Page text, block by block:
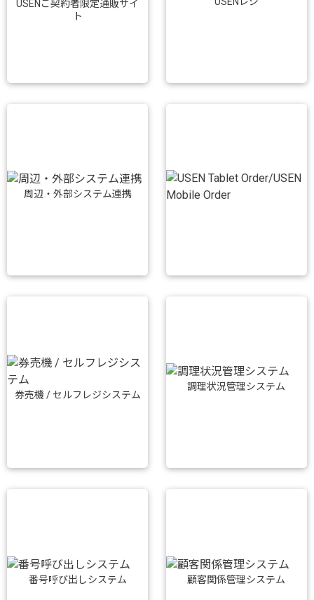
USENご契約者限定通販サイ
ト
周辺・外部システム連携
券売機 / セルフレジシステム
調理状況管理システム
番号呼び出しシステム 顧客関係管理システム